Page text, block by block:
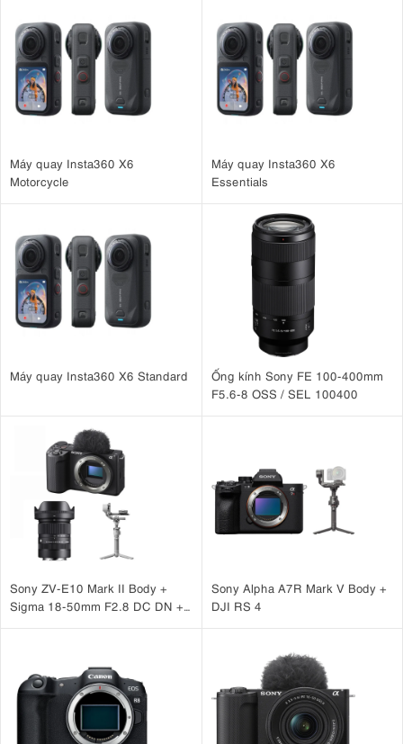
Máy quay Insta360 X6
Motorcycle
Máy quay Insta360 X6
Essentials
Máy quay Insta360 X6 Standard
Ống kính Sony FE 100-400mm
F5.6-8 OSS / SEL 100400
Sony ZV-E10 Mark II Body +
Sigma 18-50mm F2.8 DC DN +
Sony Alpha A7R Mark V Body +
DJI RS 4